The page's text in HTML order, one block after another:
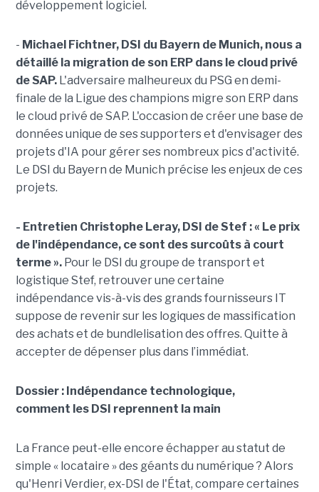
développement logiciel.
- Michael Fichtner, DSI du Bayern de Munich, nous a
détaillé la migration de son ERP dans le cloud privé
de SAP. L'adversaire malheureux du PSG en demi-
finale de la Ligue des champions migre son ERP dans
le cloud privé de SAP. L'occasion de créer une base de
données unique de ses supporters et d'envisager des
projets d'IA pour gérer ses nombreux pics d'activité.
Le DSI du Bayern de Munich précise les enjeux de ces
projets.
- Entretien Christophe Leray, DSI de Stef :« Le prix
de l'indépendance, ce sont des surcoûts à court
terme ». Pour le DSI du groupe de transport et
logistique Stef, retrouver une certaine
indépendance vis-à-vis des grands fournisseurs IT
suppose de revenir sur les logiques de massification
des achats et de bundlelisation des offres. Quitte à
accepter de dépenser plus dans l’immédiat.
Dossier : Indépendance technologique,
comment les DSI reprennent la main
La France peut-elle encore échapper au statut de
simple « locataire » des géants du numérique ? Alors
qu'Henri Verdier, ex-DSI de l'État, compare certaines